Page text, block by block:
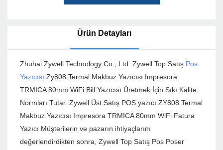
Ürün Detayları
Zhuhai Zywell Technology Co., Ltd. Zywell Top Satış Pos
Yazıcısı Zy808 Termal Makbuz Yazıcısı Impresora
TRMICA 80mm WiFi Bill Yazıcısı Üretmek İçin Sıkı Kalite
Normları Tutar. Zywell Üst Satış POS yazıcı ZY808 Termal
Makbuz Yazıcısı Impresora TRMICA 80mm WiFi Fatura
Yazıcı Müşterilerin ve pazarın ihtiyaçlarını
değerlendirdikten sonra, Zywell Top Satış Pos Poser